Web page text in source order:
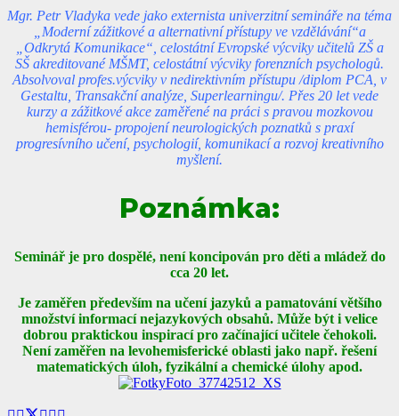
Mgr. Petr Vladyka vede jako externista univerzitní semináře na téma
„Moderní zážitkové a alternativní přístupy ve vzdělávání“a
„Odkrytá Komunikace“, celostátní Evropské výcviky učitelů ZŠ a
SŠ akreditované MŠMT, celostátní výcviky forenzních psychologů.
Absolvoval profes.výcviky v nedirektivním přístupu /diplom PCA, v
Gestaltu, Transakční analýze, Superlearningu/. Přes 20 let vede
kurzy a zážitkové akce zaměřené na práci s pravou mozkovou
hemisférou- propojení neurologických poznatků s praxí
progresívního učení, psychologií, komunikací a rozvoj kreativního
myšlení.
Poznámka:
Seminář je pro dospělé, není koncipován pro děti a mládež do
cca 20 let.
Je zaměřen především na učení jazyků a pamatování většího
množství informací nejazykových obsahů. Může být i velice
dobrou praktickou inspirací pro začínající učitele čehokoli.
Není zaměřen na levohemisferické oblasti jako např. řešení
matematických úloh, fyzikální a chemické úlohy apod.